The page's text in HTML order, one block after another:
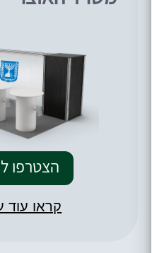
הצטרפו
קראו עוד